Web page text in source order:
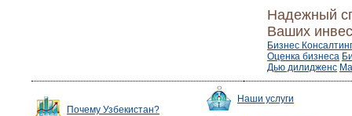
Надежный
Ваших
Бизнес Консалтинг
Оценка бизнеса
Дью дилидженс
Почему Узбекистан?
Наши услуги